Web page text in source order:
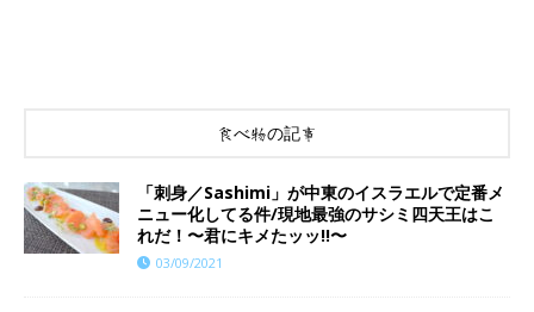
食べ物の記事
「刺身／Sashimi」が中東のイスラエルで定番メ
ニュー化してる件/現地最強のサシミ四天王はこ
れだ！〜君にキメたッッ!!〜
03/09/2021